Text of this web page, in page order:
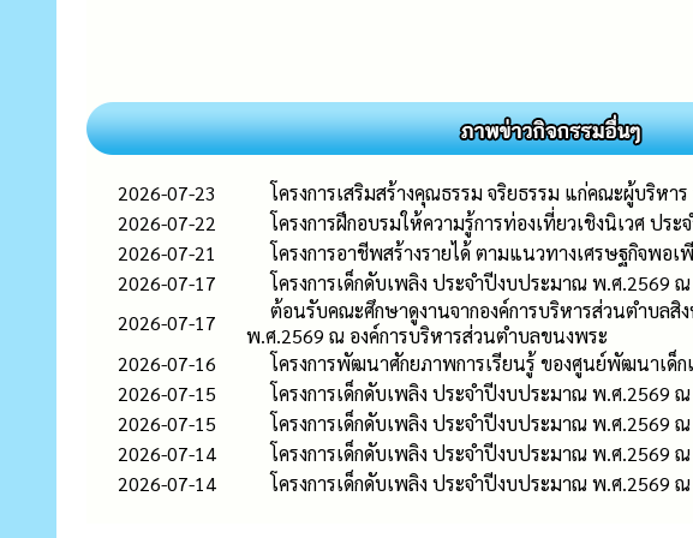
2026-07-23
โครงการเสริมสร้างคุณธรรม จริยธรรม แก่คณะผู้บริห
2026-07-22
โครงการฝึกอบรมให้ความรู้การท่องเที่ยวเชิงนิเวศ ปร
2026-07-21
โครงการอาชีพสร้างรายได้ ตามแนวทางเศรษฐกิจพ
2026-07-17
โครงการเด็กดับเพลิง ประจำปีงบประมาณ พ.ศ.2569
2026-07-17
ต้อนรับคณะศึกษาดูงานจากองค์การบริหารส่วนตำบลสิ
พ.ศ.2569 ณ องค์การบริหารส่วนตำบลขนงพระ
2026-07-16
โครงการพัฒนาศักยภาพการเรียนรู้ ของศูนย์พัฒนาเด็
2026-07-15
โครงการเด็กดับเพลิง ประจำปีงบประมาณ พ.ศ.2569 ณ
2026-07-15
โครงการเด็กดับเพลิง ประจำปีงบประมาณ พ.ศ.2569
2026-07-14
โครงการเด็กดับเพลิง ประจำปีงบประมาณ พ.ศ.2569
2026-07-14
โครงการเด็กดับเพลิง ประจำปีงบประมาณ พ.ศ.2569